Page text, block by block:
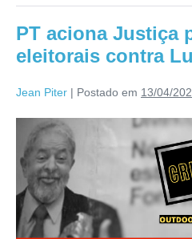
PT aciona Justiça
eleitorais contra
Jean Piter | Postado em 13/04/